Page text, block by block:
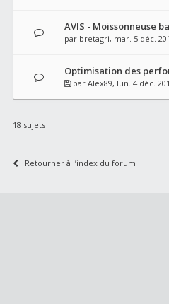
AVIS - Moissonneuse
par bretagri, mar. 5 déc.
Optimisation des
par Alex89, lun. 4 déc.
18 sujets
Retourner à l’index du forum